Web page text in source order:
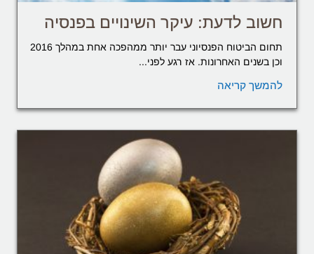
חשוב לדעת: עיקר השינויים בפנסיה
תחום הביטוח הפנסיוני עבר יותר ממהפכה אחת במהלך 2016
וכן בשנים האחרונות. אז רגע לפני...
להמשך קריאה